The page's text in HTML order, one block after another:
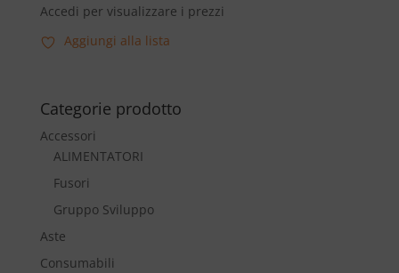
Accedi per visualizzare i prezzi
Aggiungi alla lista
Categorie prodotto
Accessori
ALIMENTATORI
Fusori
Gruppo Sviluppo
Aste
Consumabili